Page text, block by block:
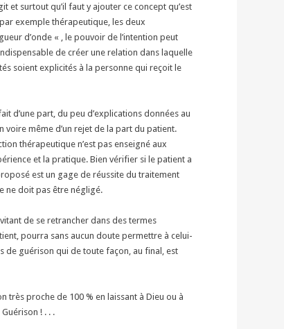
et surtout qu’il faut y ajouter ce concept qu’est
exemple thérapeutique, les deux
d’onde « , le pouvoir de l’intention peut
de créer une relation dans laquelle
soient explicités à la personne qui reçoit le
d’une part, du peu d’explications données au
voire même d’un rejet de la part du patient.
thérapeutique n’est pas enseigné aux
et la pratique. Bien vérifier si le patient a
est un gage de réussite du traitement
ne doit pas être négligé.
de se retrancher dans des termes
pourra sans aucun doute permettre à celui-
de guérison qui de toute façon, au final, est
très proche de 100 % en laissant à Dieu ou à
! . . .